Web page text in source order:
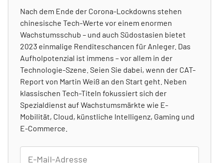
Nach dem Ende der Corona-Lockdowns stehen
chinesische Tech-Werte vor einem enormen
Wachstumsschub – und auch Südostasien bietet
2023 einmalige Renditeschancen für Anleger. Das
Aufholpotenzial ist immens – vor allem in der
Technologie-Szene. Seien Sie dabei, wenn der CAT-
Report von Martin Weiß an den Start geht. Neben
klassischen Tech-Titeln fokussiert sich der
Spezialdienst auf Wachstumsmärkte wie E-
Mobilität, Cloud, künstliche Intelligenz, Gaming und
E-Commerce.